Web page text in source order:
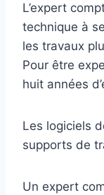
L’expert
technique à
les travaux
Pour être
huit années
Les logiciels
supports de
Un expert